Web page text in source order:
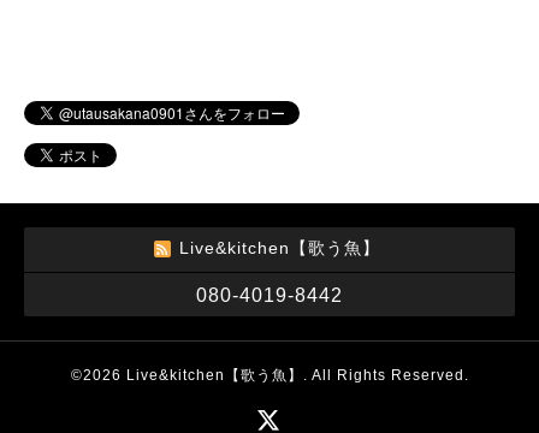
Live&kitchen【歌う魚】
080-4019-8442
©2026 Live&kitchen【歌う魚】 . All Rights Reserved.